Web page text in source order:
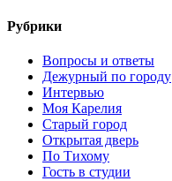
Рубрики
Вопросы и ответы
Дежурный по городу
Интервью
Моя Карелия
Старый город
Открытая дверь
По Тихому
Гость в студии